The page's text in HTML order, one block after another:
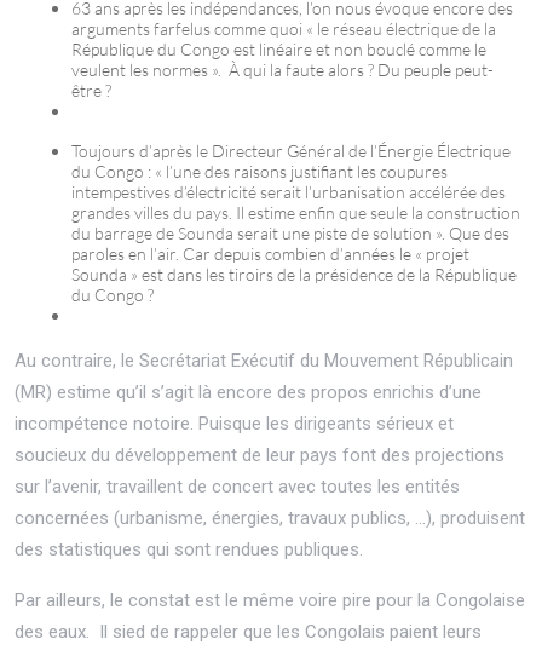
63 ans après les indépendances, l’on nous évoque encore des
arguments farfelus comme quoi « le réseau électrique de la
République du Congo est linéaire et non bouclé comme le
veulent les normes ». À qui la faute alors ? Du peuple peut-
être ?
Toujours d’après le Directeur Général de l’Énergie Électrique
du Congo : « l’une des raisons justifiant les coupures
intempestives d’électricité serait l’urbanisation accélérée des
grandes villes du pays. Il estime enfin que seule la construction
du barrage de Sounda serait une piste de solution ». Que des
paroles en l’air. Car depuis combien d’années le « projet
Sounda » est dans les tiroirs de la présidence de la République
du Congo ?
Au contraire, le Secrétariat Exécutif du Mouvement Républicain
(MR) estime qu’il s’agit là encore des propos enrichis d’une
incompétence notoire. Puisque les dirigeants sérieux et
soucieux du développement de leur pays font des projections
sur l’avenir, travaillent de concert avec toutes les entités
concernées (urbanisme, énergies, travaux publics, …), produisent
des statistiques qui sont rendues publiques.
Par ailleurs, le constat est le même voire pire pour la Congolaise
des eaux. Il sied de rappeler que les Congolais paient leurs